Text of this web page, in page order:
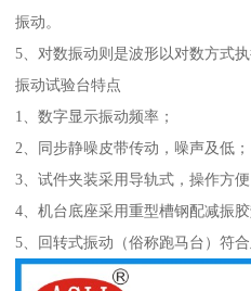
振动。
5、对数振动则是波形以对数方式执
振动试验台特点
1、数字显示振动频率；
2、同步静噪皮带传动，噪声及低；
3、试件夹装采用导轨式，操作方便
4、机台底座采用重型槽钢配减振
5、回转式振动（俗称跑马台）符